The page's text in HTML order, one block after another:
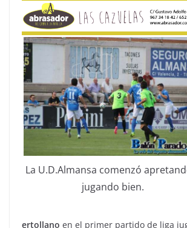
La U.D.Almansa comenzó
jugando bien.
ertollano en el primer partido de liga